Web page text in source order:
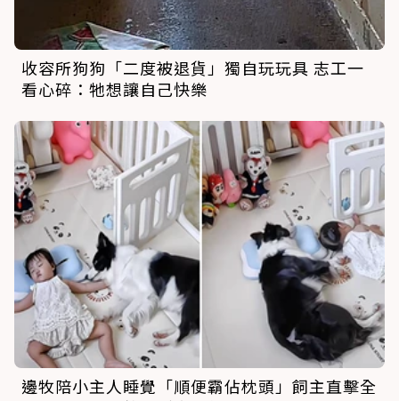
收容所狗狗「二度被退貨」獨自玩玩具 志工一
看心碎：牠想讓自己快樂
邊牧陪小主人睡覺「順便霸佔枕頭」飼主直擊全